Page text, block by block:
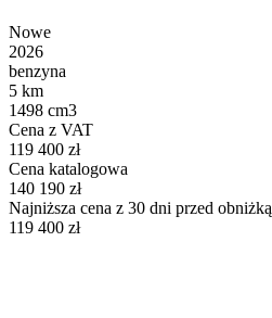
Nowe
2026
benzyna
5 km
1498 cm3
Cena z VAT
119 400 zł
Cena katalogowa
140 190 zł
Najniższa cena z 30 dni przed obniżką
119 400 zł